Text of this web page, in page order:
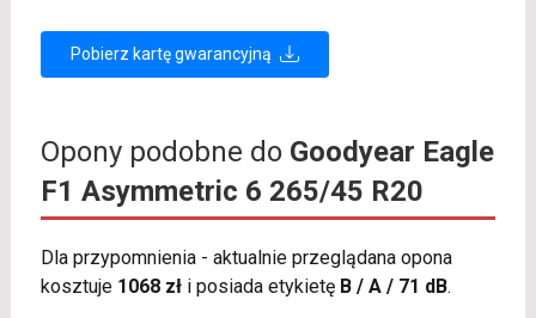
Pobierz kartę gwarancyjną
Opony podobne do Goodyear Eagle
F1 Asymmetric 6 265/45 R20
Dla przypomnienia - aktualnie przeglądana opona
kosztuje 1068 złi posiada etykietę B / A / 71 dB.